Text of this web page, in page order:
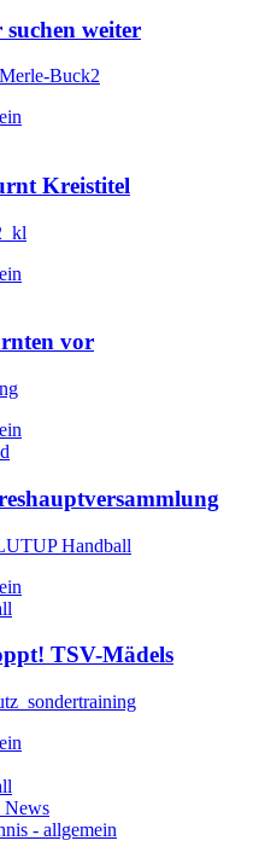
weiter
Kreistitel
vor
TSV-Mädels
News
- allgemein